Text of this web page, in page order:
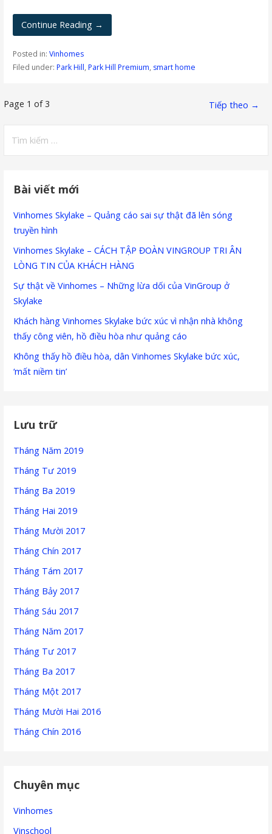
Continue Reading →
Posted in: Vinhomes
Filed under: Park Hill, Park Hill Premium, smart home
Bài
viết
Page 1 of 3 Tiếp theo →
kiếm
Bài viết mới
Vinhomes Skylake – Quảng cáo sai sự thật đã lên sóng
truyền hình
Vinhomes Skylake – CÁCH TẬP ĐOÀN VINGROUP TRI ÂN
LÒNG TIN CỦA KHÁCH HÀNG
Sự thật về Vinhomes – Những lừa dối của VinGroup ở
Skylake
Khách hàng Vinhomes Skylake bức xúc vì nhận nhà không
thấy công viên, hồ điều hòa như quảng cáo
Không thấy hồ điều hòa, dân Vinhomes Skylake bức xúc,
‘mất niềm tin’
Lưu trữ
Tháng Năm 2019
Tháng Tư 2019
Tháng Ba 2019
Tháng Hai 2019
Tháng Mười 2017
Tháng Chín 2017
Tháng Tám 2017
Tháng Bảy 2017
Tháng Sáu 2017
Tháng Năm 2017
Tháng Tư 2017
Tháng Ba 2017
Tháng Một 2017
Tháng Mười Hai 2016
Tháng Chín 2016
Chuyên mục
Vinhomes
Vinschool